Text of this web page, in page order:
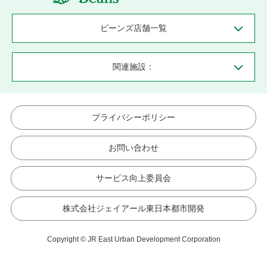
ビーンズ店舗一覧
関連施設：
プライバシーポリシー
お問い合わせ
サービス向上委員会
株式会社ジェイアール東日本都市開発
Copyright © JR East Urban Development Corporation